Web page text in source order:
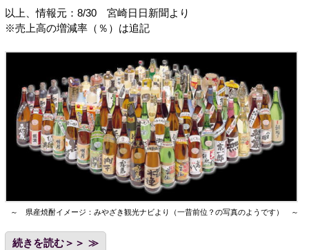
以上、情報元：8/30 宮崎日日新聞より
※売上高の増減率（％）は追記
～ 県産焼酎イメージ：みやざき観光ナビより（一昔前位？の写真のようです） ～
続きを読む＞＞